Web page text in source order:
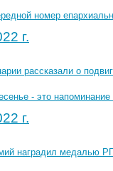
номер
г.
рассказали о
- это
г.
наградил медалью